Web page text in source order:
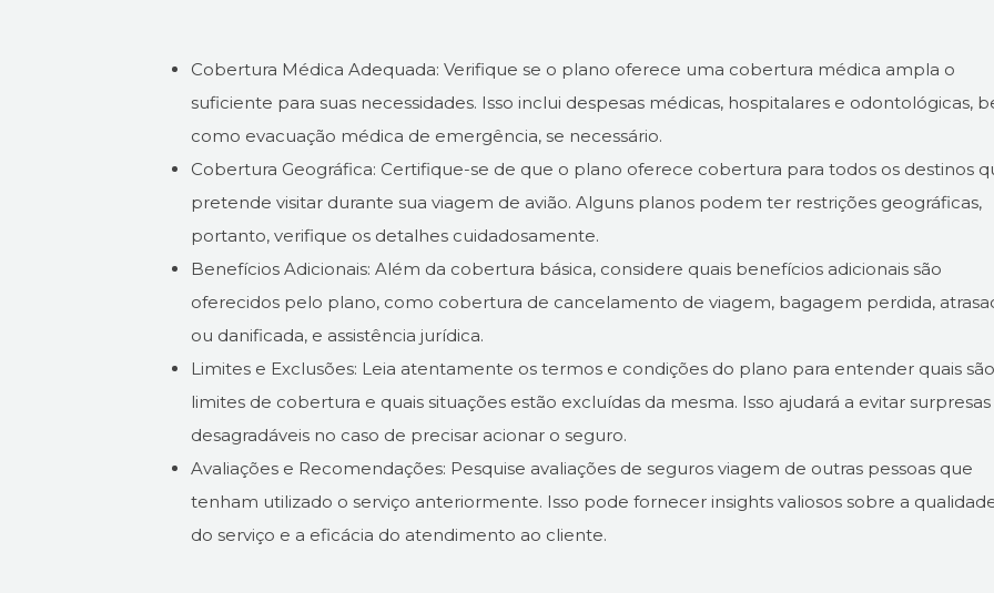
Cobertura Médica Adequada: Verifique se o plano oferece uma cobertura médica ampla o
suficiente para suas necessidades. Isso inclui despesas médicas, hospitalares e odontológicas,
como evacuação médica de emergência, se necessário.
Cobertura Geográfica: Certifique-se de que o plano oferece cobertura para todos os destinos
pretende visitar durante sua viagem de avião. Alguns planos podem ter restrições geográficas,
portanto, verifique os detalhes cuidadosamente.
Benefícios Adicionais: Além da cobertura básica, considere quais benefícios adicionais são
oferecidos pelo plano, como cobertura de cancelamento de viagem, bagagem perdida,
ou danificada, e assistência jurídica.
Limites e Exclusões: Leia atentamente os termos e condições do plano para entender quais
limites de cobertura e quais situações estão excluídas da mesma. Isso ajudará a evitar surpresas
desagradáveis no caso de precisar acionar o seguro.
Avaliações e Recomendações: Pesquise avaliações de seguros viagem de outras pessoas que
tenham utilizado o serviço anteriormente. Isso pode fornecer insights valiosos sobre a
do serviço e a eficácia do atendimento ao cliente.